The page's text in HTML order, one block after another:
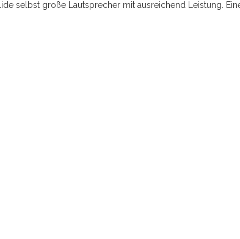
selbst große Lautsprecher mit ausreichend Leistung.